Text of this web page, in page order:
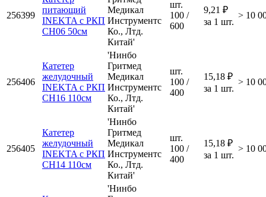
256399
питающий
INEKTA с РКП
CH06 50см
Медикал
Инструментс
Ко., Лтд.
Китай'
шт.
100 /
600
9,21 ₽
за 1 шт.
> 10
256406
Катетер
желудочный
INEKTA с РКП
CH16 110см
'Нинбо
Гритмед
Медикал
Инструментс
Ко., Лтд.
Китай'
шт.
100 /
400
15,18 ₽
за 1 шт.
> 10
256405
Катетер
желудочный
INEKTA с РКП
CH14 110см
'Нинбо
Гритмед
Медикал
Инструментс
Ко., Лтд.
Китай'
шт.
100 /
400
15,18 ₽
за 1 шт.
> 10
'Нинбо